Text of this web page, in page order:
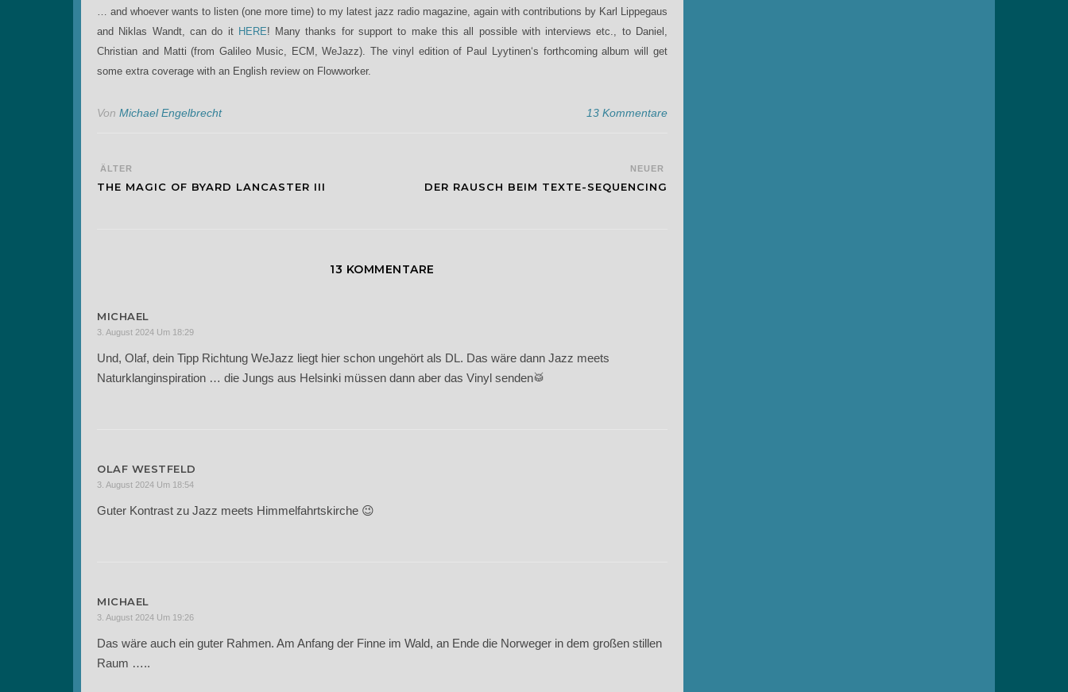
… and whoever wants to listen (one more time) to my latest jazz radio magazine, again with contributions by Karl Lippegaus
and Niklas Wandt, can do it HERE! Many thanks for support to make this all possible with interviews etc., to Daniel,
Christian and Matti (from Galileo Music, ECM, WeJazz). The vinyl edition of Paul Lyytinen‘s forthcoming album will get
some extra coverage with an English review on Flowworker.
Von Michael Engelbrecht 13 Kommentare
ÄLTER
THE MAGIC OF BYARD LANCASTER III
NEUER
DER RAUSCH BEIM TEXTE-SEQUENCING
13 KOMMENTARE
MICHAEL
3. August 2024 Um 18:29
Und, Olaf, dein Tipp Richtung WeJazz liegt hier schon ungehört als DL. Das wäre dann Jazz meets
Naturklanginspiration … die Jungs aus Helsinki müssen dann aber das Vinyl senden🥁
OLAF WESTFELD
3. August 2024 Um 18:54
Guter Kontrast zu Jazz meets Himmelfahrtskirche 😉
MICHAEL
3. August 2024 Um 19:26
Das wäre auch ein guter Rahmen. Am Anfang der Finne im Wald, an Ende die Norweger in dem großen stillen
Raum …..